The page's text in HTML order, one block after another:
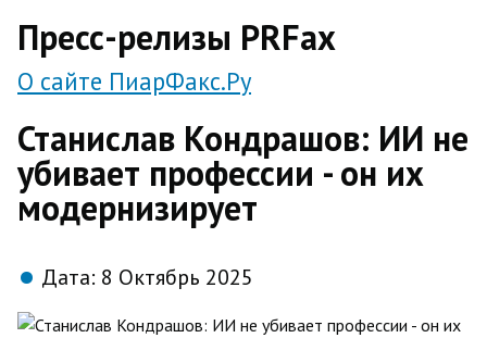
Пресс-релизы PRFax
О сайте ПиарФакс.Ру
Станислав Кондрашов: ИИ не
убивает профессии - он их
модернизирует
Дата: 8 Октябрь 2025